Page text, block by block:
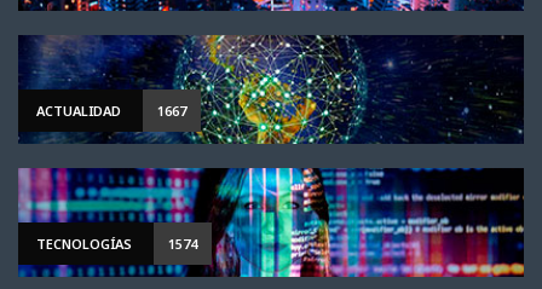
ACTUALIDAD 1667
TECNOLOGÍAS 1574